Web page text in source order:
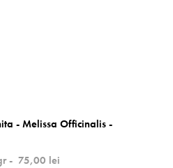
- Melissa Officinalis -
- 75,00 lei